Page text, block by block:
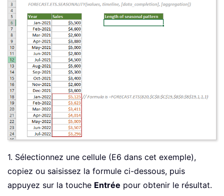
1. Sélectionnez une cellule (E6 dans cet exemple),
copiez ou saisissez la formule ci-dessous, puis
appuyez sur la touche Entrée pour obtenir le résultat.